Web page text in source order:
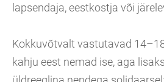
lapsendaja, eestkostja või
Kokkuvõtvalt vastutavad
kahju eest nemad ise, aga